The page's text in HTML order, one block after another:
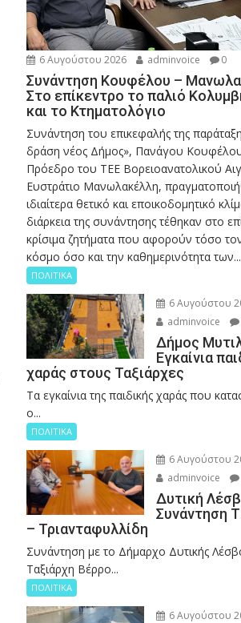
6 Αυγούστου 2026 adminvoice 0
Συνάντηση Κουφέλου –
Στο επίκεντρο το παλιό
και το Κτηματολόγιο
Συνάντηση του επικεφαλής της
δράση νέος Δήμος», Πανάγου
Πρόεδρο του ΤΕΕ Βορειοανατολικού
Ευστράτιο Μανωλακέλλη,
ιδιαίτερα θετικό και εποικοδομητικό
διάρκεια της συνάντησης τέθηκαν στο
κρίσιμα ζητήματα που αφορούν τόσο
κόσμο όσο και την καθημερινότητα των...
ΠΟΛΙΤΙΚΑ
6 Αυγούστου
adminvoice
Δήμος
Εγκαίνια
χαράς στους Ταξιάρχες
Tα εγκαίνια της παιδικής χαράς που
ο...
ΠΟΛΙΤΙΚΑ
6 Αυγούστου
adminvoice
Δυτική
Συνάντηση
– Τριανταφυλλίδη
Συνάντηση με το Δήμαρχο Δυτικής
Ταξιάρχη Βέρρο...
ΠΟΛΙΤΙΚΑ
6 Αυγούστου